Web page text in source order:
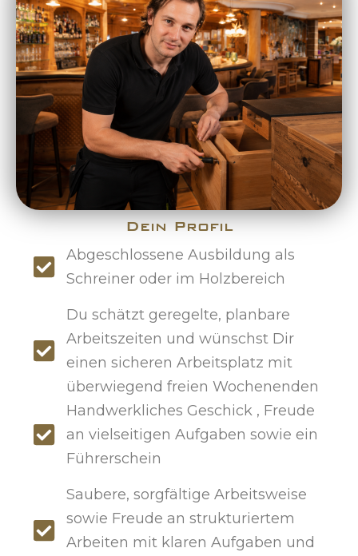
Dein Profil
Abgeschlossene Ausbildung als
Schreiner oder im Holzbereich
Du schätzt geregelte, planbare
Arbeitszeiten und wünschst Dir
einen sicheren Arbeitsplatz mit
überwiegend freien Wochenenden
Handwerkliches Geschick , Freude
an vielseitigen Aufgaben sowie ein
Führerschein
Saubere, sorgfältige Arbeitsweise
sowie Freude an strukturiertem
Arbeiten mit klaren Aufgaben und